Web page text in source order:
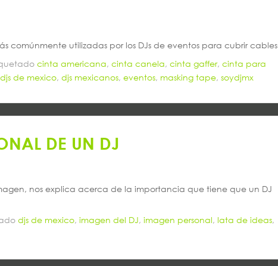
comúnmente utilizadas por los DJs de eventos para cubrir cables
cinta americana, cinta canela, cinta gaffer, cinta para
djs de mexico, djs mexicanos, eventos, masking tape, soydjmx
DE UN DJ
nos explica acerca de la importancia que tiene que un DJ
djs de mexico, imagen del DJ, imagen personal, lata de ideas,